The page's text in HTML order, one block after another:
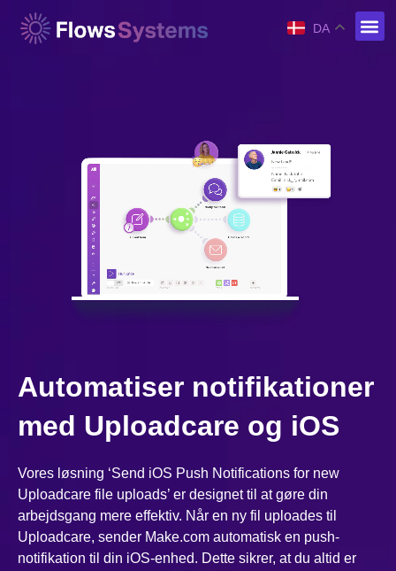
DA
Automatiser notifikationer
med Uploadcare og iOS
Vores løsning ‘Send iOS Push Notifications for new
Uploadcare file uploads’ er designet til at gøre din
arbejdsgang mere effektiv. Når en ny fil uploades til
Uploadcare, sender Make.com automatisk en push-
notifikation til din iOS-enhed. Dette sikrer, at du altid er